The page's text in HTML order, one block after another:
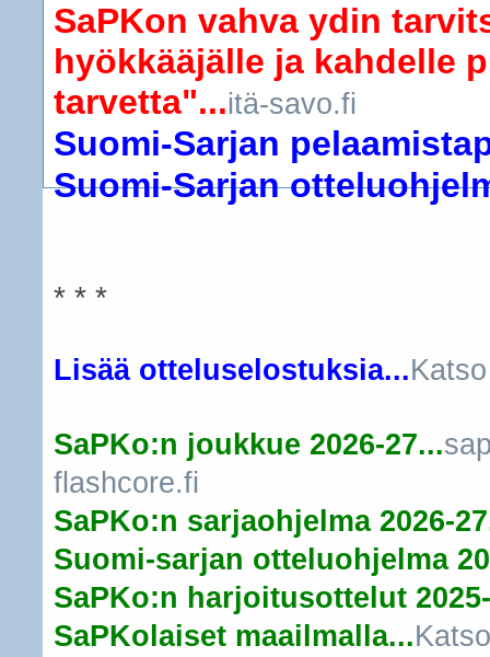
SaPKon vahva ydin
hyökkääjälle ja kahdelle
tarvetta"...itä-savo.fi
Suomi-Sarjan
Suomi-Sarjan
* * *
Lisää otteluselostuksia...
SaPKo:n joukkue 2026-27...
flashcore.fi
SaPKo:n sarjaohjelma 2026-
Suomi-sarjan otteluohjelma
SaPKo:n harjoitusottelut
SaPKolaiset maailmalla...